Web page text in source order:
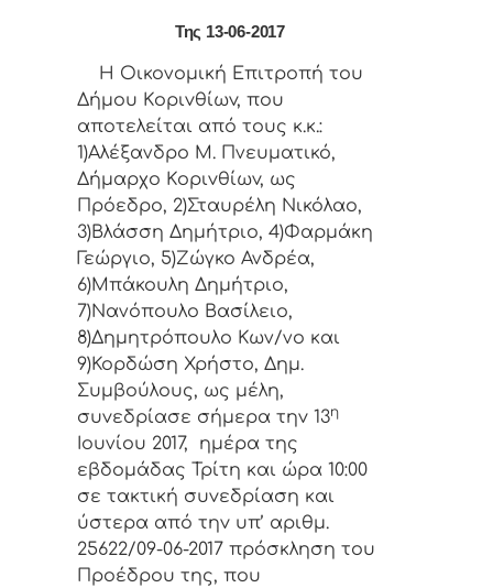
Της 13-06-2017
Η Οικονομική Επιτρoπή τoυ
Δήμoυ Κoριvθίωv, πoυ
απoτελείται από τoυς κ.κ.:
1)Αλέξανδρο Μ. Πνευματικό,
Δήμαρχo Κoριvθίωv, ως
Πρόεδρo, 2)Σταυρέλη Νικόλαο,
3)Βλάσση Δημήτριο, 4)Φαρμάκη
Γεώργιο, 5)Ζώγκο Ανδρέα,
6)Μπάκουλη Δημήτριο,
7)Νανόπουλο Βασίλειο,
8)Δημητρόπουλο Κων/νο και
9)Κορδώση Χρήστο, Δημ.
Συμβoύλoυς, ως μέλη,
συvεδρίασε σήμερα τηv 13η
Ιουνίου 2017, ημέρα της
εβδoμάδας Τρίτη και ώρα 10:00
σε τακτική συvεδρίαση και
ύστερα από τηv υπ’ αριθμ.
25622/09-06-2017 πρόσκληση τoυ
Πρoέδρoυ της, πoυ